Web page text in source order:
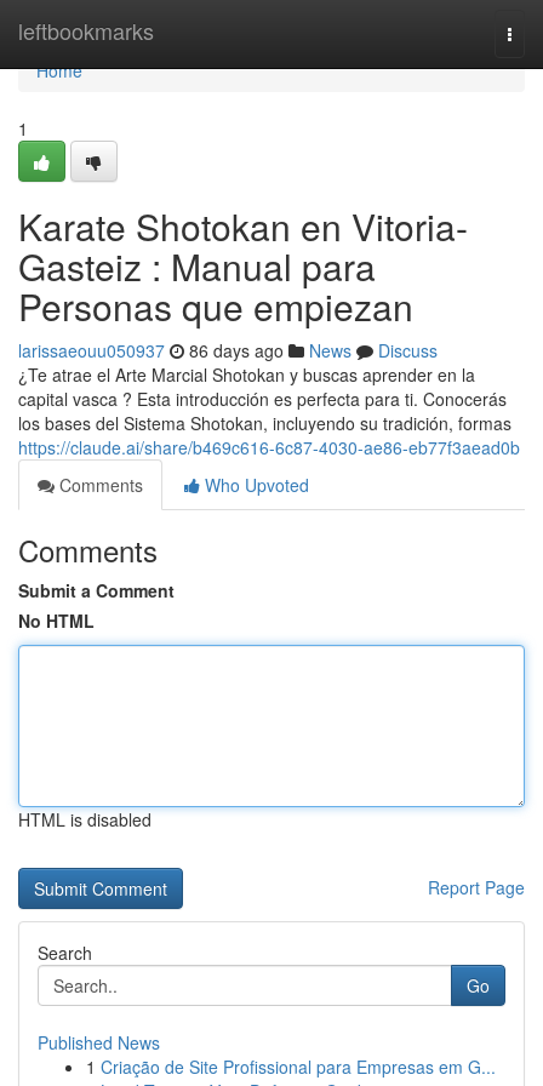
leftbookmarks
Home
Home
1
Karate Shotokan en Vitoria-
Gasteiz : Manual para
Personas que empiezan
larissaeouu050937 86 days ago News
Discuss
¿Te atrae el Arte Marcial Shotokan y buscas aprender en la
capital vasca ? Esta introducción es perfecta para ti. Conocerás
los bases del Sistema Shotokan, incluyendo su tradición, formas
https://claude.ai/share/b469c616-6c87-4030-ae86-eb77f3aead0b
Comments
Who Upvoted
Comments
Submit a Comment
No HTML
HTML is disabled
Report Page
Search
Go
Published News
1 Criação de Site Profissional para Empresas em G...